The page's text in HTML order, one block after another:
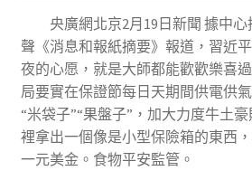
央廣網北京2月19日新聞 據中
聲《消息和報紙摘要》報道，習近
夜的心愿，就是大師都能歡歡樂喜
局要實在保證節每日天期間供電供
“米袋子”“果盤子”，加大力度牛土
裡拿出一個像是小型保險箱的東西
一元美金。食物平安監管。